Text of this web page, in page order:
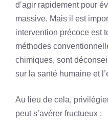
d’agir rapidement pour
massive. Mais il est
intervention précoce est
méthodes
chimiques, sont
sur la santé humaine et
Au lieu de cela,
peut s’avérer fructueux :